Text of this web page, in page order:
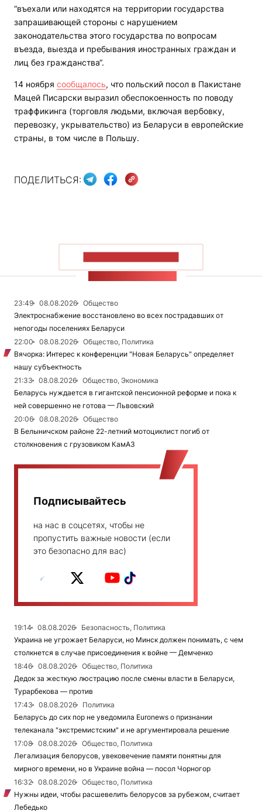
“въехали или находятся на территории государства
запрашивающей стороны с нарушением
законодательства этого государства по вопросам
въезда, выезда и пребывания иностранных граждан и
лиц без гражданства“.
14 ноября сообщалось, что польский посол в Пакистане
Мацей Писарски выразил обеспокоенность по поводу
траффикинга (торговля людьми, включая вербовку,
перевозку, укрывательство) из Беларуси в европейские
страны, в том числе в Польшу.
ПОДЕЛИТЬСЯ:
23:49 08.08.2026
Общество
Электроснабжение восстановлено во всех пострадавших от
непогоды поселениях Беларуси
22:00
08.08.2026
Общество, Политика
Вячорка: Интерес к конференции "Новая Беларусь" определяет
нашу субъектность
21:33
08.08.2026
Общество, Экономика
Беларусь нуждается в гигантской пенсионной реформе и пока к
ней совершенно не готова — Львовский
20:06
08.08.2026
Общество
В Белыничском районе 22-летний мотоциклист погиб от
столкновения с грузовиком КамАЗ
Подписывайтесь
на нас в соцсетях, чтобы не
пропустить важные новости (если
это безопасно для вас)
19:14 08.08.2026
Безопасность, Политика
Украина не угрожает Беларуси, но Минск должен понимать, с чем
столкнется в случае присоединения к войне — Демченко
18:46
08.08.2026
Общество, Политика
Дедок за жесткую люстрацию после смены власти в Беларуси,
Турарбекова — против
17:43
08.08.2026
Политика
Беларусь до сих пор не уведомила Euronews о признании
телеканала "экстремистским" и не аргументировала решение
17:08
08.08.2026
Общество, Политика
Легализация белорусов, увековечение памяти понятны для
мирного времени, но в Украине война — посол Чорногор
16:32
08.08.2026
Общество, Политика
Нужны идеи, чтобы расшевелить белорусов за рубежом, считает
Лебедько